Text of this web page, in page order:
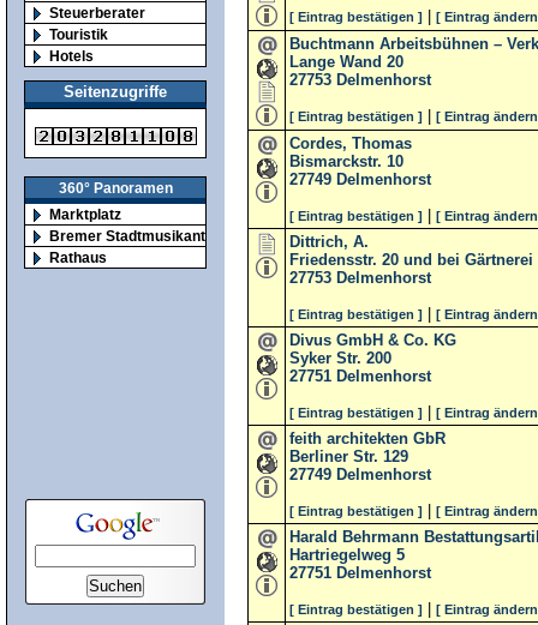
Steuerberater
Touristik
Hotels
Seitenzugriffe
360° Panoramen
Marktplatz
Bremer Stadtmusikanten
Rathaus
[ Eintrag bestätigen ] [ Eintrag
Buchtmann Arbeitsbühnen –
Lange Wand 20
27753 Delmenhorst
[ Eintrag bestätigen ] [ Eintrag
Cordes, Thomas
Bismarckstr. 10
27749 Delmenhorst
[ Eintrag bestätigen ] [ Eintrag
Dittrich, A.
Friedensstr. 20 und bei
27753 Delmenhorst
[ Eintrag bestätigen ] [ Eintrag
Divus GmbH & Co. KG
Syker Str. 200
27751 Delmenhorst
[ Eintrag bestätigen ] [ Eintrag
feith architekten GbR
Berliner Str. 129
27749 Delmenhorst
[ Eintrag bestätigen ] [ Eintrag
Harald Behrmann
Hartriegelweg 5
27751 Delmenhorst
[ Eintrag bestätigen ] [ Eintrag